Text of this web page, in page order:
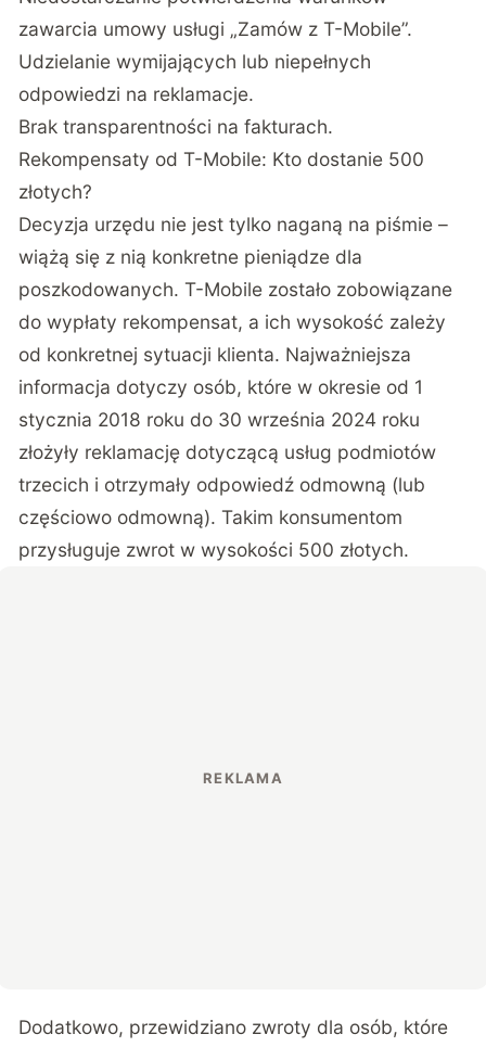
zawarcia umowy usługi „Zamów z T-Mobile”.
Udzielanie wymijających lub niepełnych
odpowiedzi na reklamacje.
Brak transparentności na fakturach.
Rekompensaty od T-Mobile: Kto dostanie 500
złotych?
Decyzja urzędu nie jest tylko naganą na piśmie –
wiążą się z nią konkretne pieniądze dla
poszkodowanych. T-Mobile zostało zobowiązane
do wypłaty rekompensat, a ich wysokość zależy
od konkretnej sytuacji klienta. Najważniejsza
informacja dotyczy osób, które w okresie od 1
stycznia 2018 roku do 30 września 2024 roku
złożyły reklamację dotyczącą usług podmiotów
trzecich i otrzymały odpowiedź odmowną (lub
częściowo odmowną). Takim konsumentom
przysługuje zwrot w wysokości 500 złotych.
Dodatkowo, przewidziano zwroty dla osób, które